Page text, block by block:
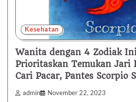
Kesehatan
Wanita dengan 4 Zodiak
Prioritaskan Temukan Jari
Cari Pacar, Pantes Scorpio
admin November 22, 2023